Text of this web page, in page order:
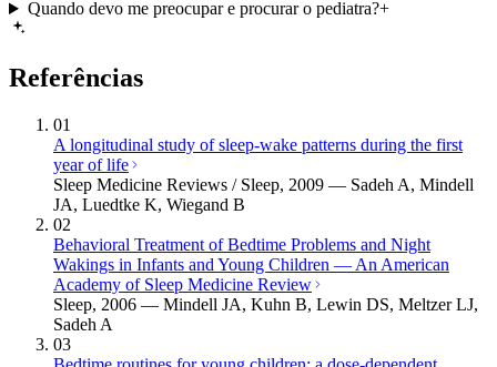
Quando devo me preocupar e procurar o pediatra?+
Referências
01
A longitudinal study of sleep-wake patterns during the first
year of life
Sleep Medicine Reviews / Sleep, 2009 — Sadeh A, Mindell
JA, Luedtke K, Wiegand B
02
Behavioral Treatment of Bedtime Problems and Night
Wakings in Infants and Young Children — An American
Academy of Sleep Medicine Review
Sleep, 2006 — Mindell JA, Kuhn B, Lewin DS, Meltzer LJ,
Sadeh A
03